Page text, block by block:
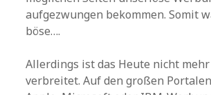
aufgezwungen bekommen. Somit
böse….
Allerdings ist das Heute nicht
verbreitet. Auf den großen